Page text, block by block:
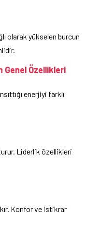
olarak yükselen burcun
Genel Özellikleri
enerjiyi farklı
Liderlik özellikleri
Konfor ve istikrar